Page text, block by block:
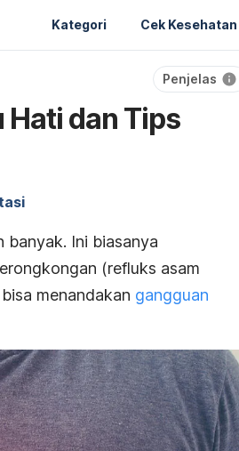
Kategori Cek Kesehatan
Penjelas
Hati dan Tips
banyak. Ini biasanya
(refluks asam
menandakan gangguan